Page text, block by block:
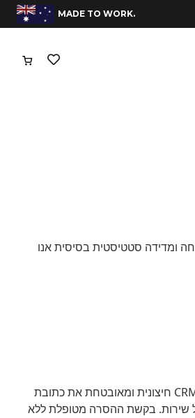
.MADE TO WORK
ומדידה סטטיסטית בסיסית אנו
. בעת ההרשמה אנו שומרים במערכת CRM חיצונית ומאובטחת את כתובת
שירות. בקשת ההסרה מטופלת ללא